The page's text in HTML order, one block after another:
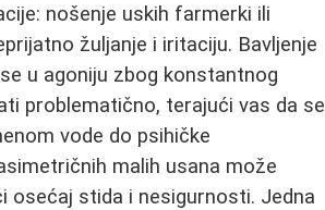
nošenje uskih farmerki ili
žuljanje i iritaciju. Bavljenje
u agoniju zbog konstantnog
problematično, terajući vas da se
vode do psihičke
malih usana može
osećaj stida i nesigurnosti. Jedna